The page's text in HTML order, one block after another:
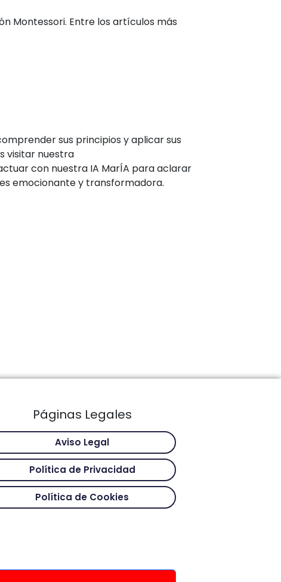
Montessori. Entre los artículos más
sus principios y aplicar sus
visitar nuestra
con nuestra IA MarÍA para aclarar
emocionante y transformadora.
Páginas Legales
Aviso Legal
Política de Privacidad
Política de Cookies